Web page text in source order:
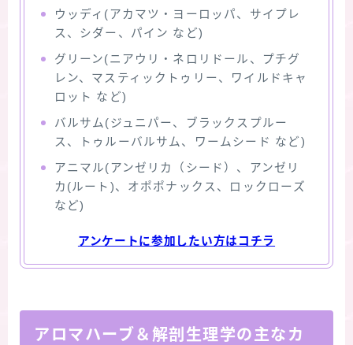
ウッディ(アカマツ・ヨーロッパ、サイプレ
ス、シダー、パイン など)
グリーン(ニアウリ・ネロリドール、プチグ
レン、マスティックトゥリー、ワイルドキャ
ロット など)
バルサム(ジュニパー、ブラックスプルー
ス、トゥルーバルサム、ワームシード など)
アニマル(アンゼリカ（シード）、アンゼリ
カ(ルート)、オポポナックス、ロックローズ
など)
アンケートに参加したい方はコチラ
アロマハーブ＆解剖生理学の主なカ